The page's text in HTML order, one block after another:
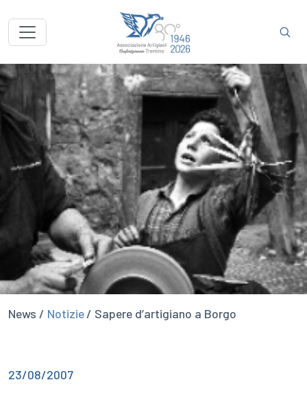
News / Notizie/ Sapere d’artigiano a Borgo
23/08/2007